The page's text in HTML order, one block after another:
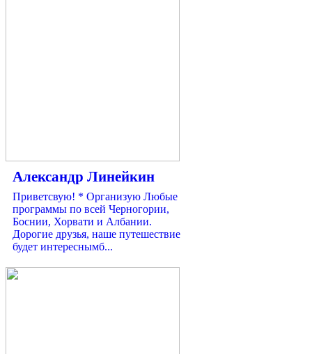
Александр Линейкин
Приветсвую! * Организую Любые
программы по всей Черногории,
Боснии, Хорвати и Албании.
Дорогие друзья, наше путешествие
будет интереснымб...